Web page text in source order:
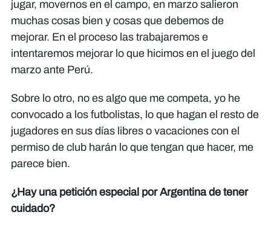
jugar, movernos en el campo, en marzo salieron
muchas cosas bien y cosas que debemos de
mejorar. En el proceso las trabajaremos e
intentaremos mejorar lo que hicimos en el juego del
marzo ante Perú.
Sobre lo otro, no es algo que me competa, yo he
convocado a los futbolistas, lo que hagan el resto de
jugadores en sus días libres o vacaciones con el
permiso de club harán lo que tengan que hacer, me
parece bien.
¿Hay una petición especial por Argentina de tener
cuidado?